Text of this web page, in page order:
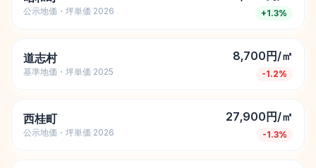
公示地価・坪単価 2026 +1.3%
道志村
基準地価・坪単価 2025
8,700円/㎡
-1.2%
西桂町
公示地価・坪単価 2026
27,900円/㎡
-1.3%